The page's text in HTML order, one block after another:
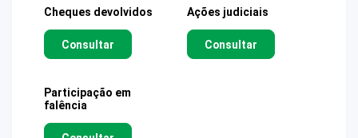
Cheques devolvidos
Consultar
Ações judiciais
Consultar
Participação em
falência